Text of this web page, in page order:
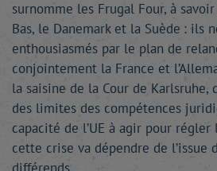
surnomme les Frugal Four, à savoir
Bas, le Danemark et la Suède : ils
enthousiasmés par le plan de
conjointement la France et
la saisine de la Cour de Karlsruhe,
des limites des compétences
capacité de l’UE à agir pour régler
cette crise va dépendre de l’issue